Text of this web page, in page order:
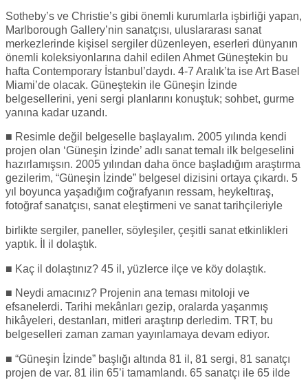
Sotheby’s ve Christie’s gibi önemli kurumlarla işbirliği yapan,
Marlborough Gallery’nin sanatçısı, uluslararası sanat
merkezlerinde kişisel sergiler düzenleyen, eserleri dünyanın
önemli koleksiyonlarına dahil edilen Ahmet Güneştekin bu
hafta Contemporary İstanbul’daydı. 4-7 Aralık’ta ise Art Basel
Miami’de olacak. Güneştekin ile Güneşin İzinde
belgesellerini, yeni sergi planlarını konuştuk; sohbet, gurme
yanına kadar uzandı.
■ Resimle değil belgeselle başlayalım. 2005 yılında kendi
projen olan ‘Güneşin İzinde’ adlı sanat temalı ilk belgeselini
hazırlamışsın. 2005 yılından daha önce başladığım araştırma
gezilerim, “Güneşin İzinde” belgesel dizisini ortaya çıkardı. 5
yıl boyunca yaşadığım coğrafyanın ressam, heykeltıraş,
fotoğraf sanatçısı, sanat eleştirmeni ve sanat tarihçileriyle
birlikte sergiler, paneller, söyleşiler, çeşitli sanat etkinlikleri
yaptık. İl il dolaştık.
■ Kaç il dolaştınız? 45 il, yüzlerce ilçe ve köy dolaştık.
■ Neydi amacınız? Projenin ana teması mitoloji ve
efsanelerdi. Tarihi mekânları gezip, oralarda yaşanmış
hikâyeleri, destanları, mitleri araştırıp derledim. TRT, bu
belgeselleri zaman zaman yayınlamaya devam ediyor.
■ “Güneşin İzinde” başlığı altında 81 il, 81 sergi, 81 sanatçı
projen de var. 81 ilin 65’i tamamlandı. 65 sanatçı ile 65 ilde